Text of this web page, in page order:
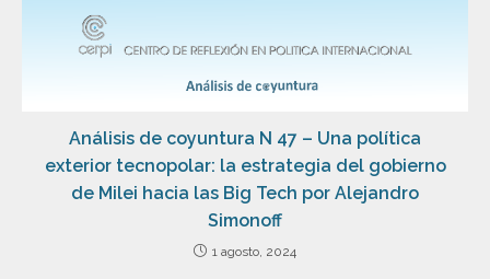
Análisis de coyuntura N 47 – Una política
exterior tecnopolar: la estrategia del gobierno
de Milei hacia las Big Tech por Alejandro
Simonoff
1 agosto, 2024